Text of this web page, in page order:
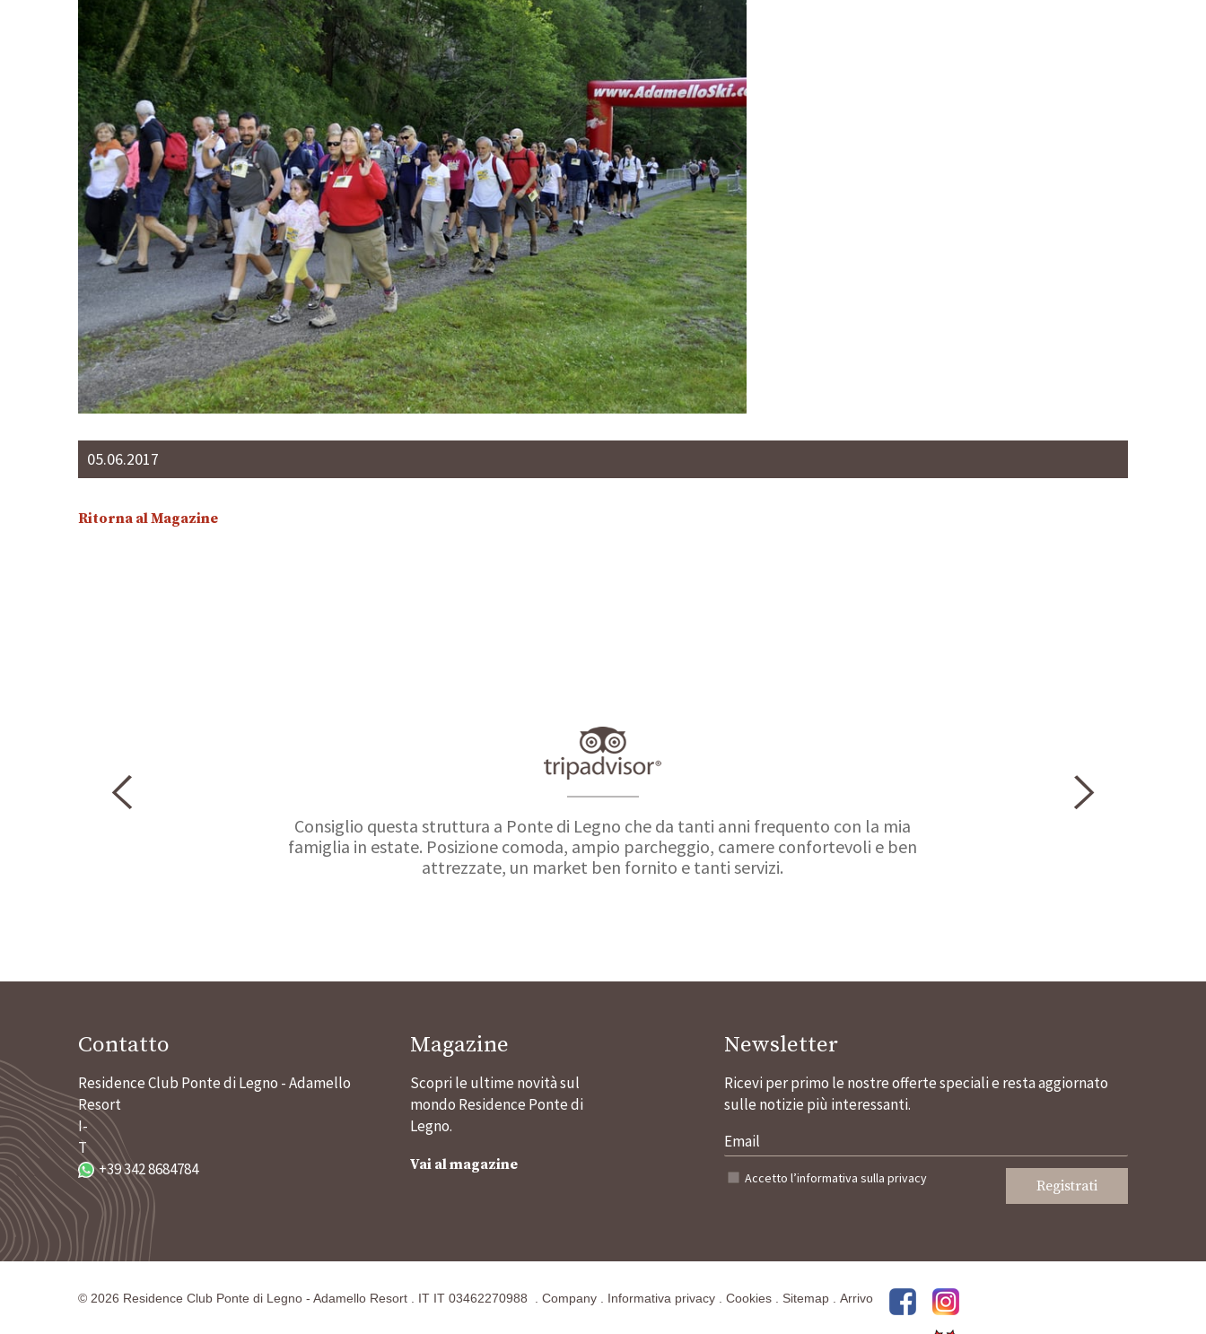
05.06.2017
Ritorna al Magazine
Consiglio questa struttura a Ponte di Legno che da tanti anni frequento con la mia
famiglia in estate. Posizione comoda, ampio parcheggio, camere confortevoli e ben
attrezzate, un market ben fornito e tanti servizi.
Contatto
Residence Club Ponte di Legno - Adamello
Resort
I-
T
+39 342 8684784
Magazine
Scopri le ultime novità sul
mondo Residence Ponte di
Legno.
Vai al magazine
Newsletter
Ricevi per primo le nostre offerte speciali e resta aggiornato
sulle notizie più interessanti.
Accetto l’informativa sulla privacy Registrati
© 2026 Residence Club Ponte di Legno - Adamello Resort IT IT 03462270988 Company Informativa privacy Cookies Sitemap Arrivo